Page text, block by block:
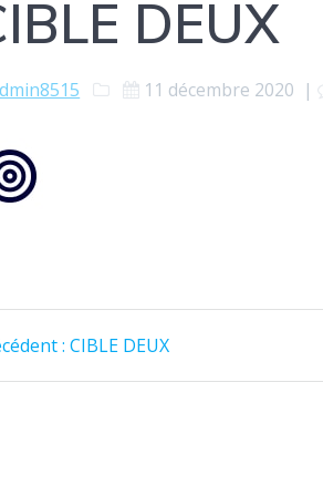
DEUX
11 décembre 2020 |
: Article
CIBLE DEUX